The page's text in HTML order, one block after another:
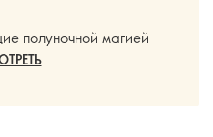
полуночной магией